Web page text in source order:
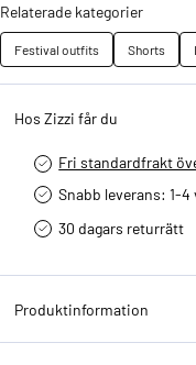
Relaterade kategorier
Festival outfits Shorts
Hos Zizzi får du
Fri standardfrakt
Snabb leverans: 1-4
30 dagars returrätt­
Produktinformation